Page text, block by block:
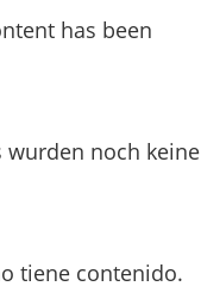
has been
wurden noch keine
tiene contenido.